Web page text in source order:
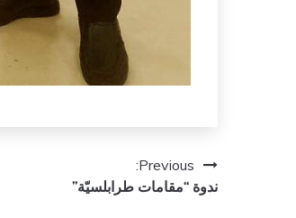
تصفّح
المقالات
Previous:
ندوة “مقامات طرابلسيّة”